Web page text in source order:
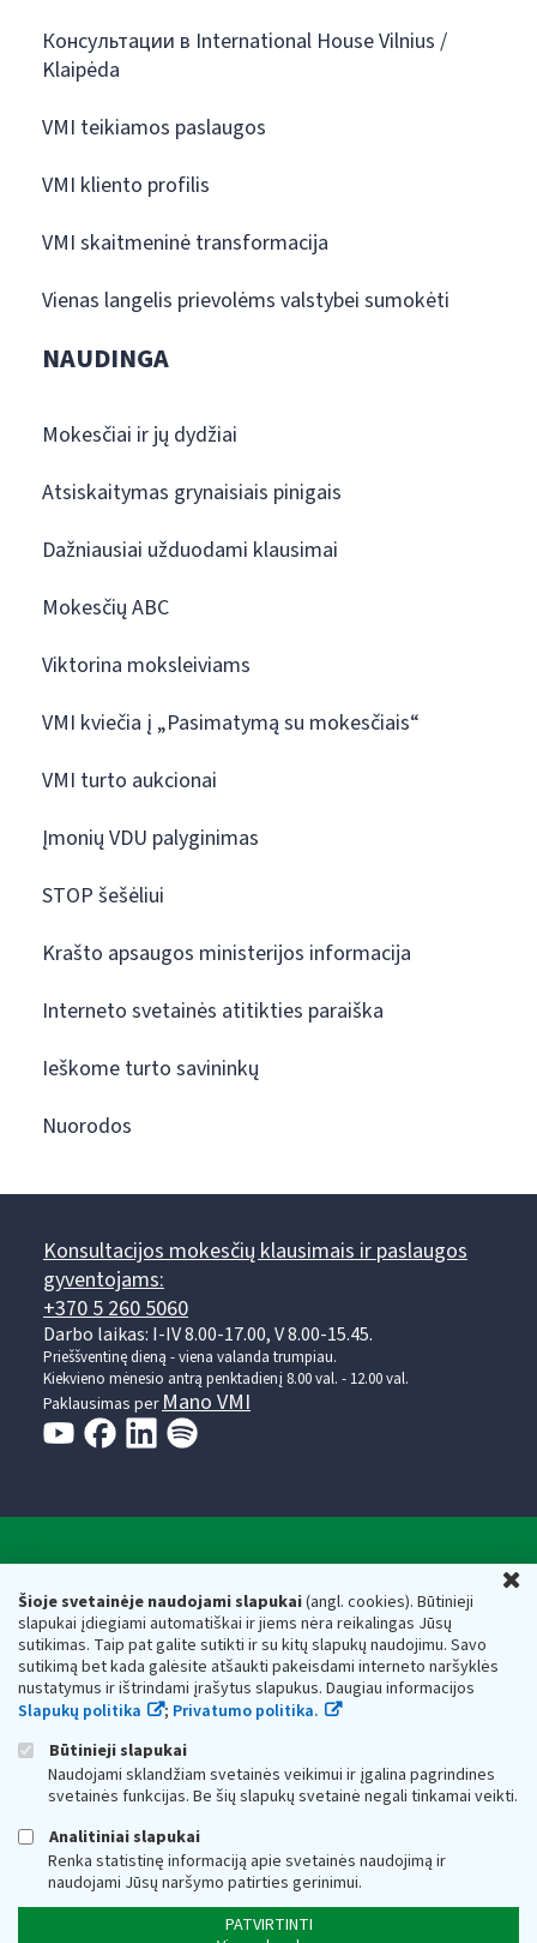
Šioje svetainėje naudojami slapukai(angl. cookies). Būtinieji
slapukai įdiegiami automatiškai ir jiems nėra reikalingas Jūsų
sutikimas. Taip pat galite sutikti ir su kitų slapukų naudojimu. Savo
sutikimą bet kada galėsite atšaukti pakeisdami interneto naršyklės
nustatymus ir ištrindami įrašytus slapukus. Daugiau informacijos
Slapukų politika
; Privatumo politika.
Būtinieji slapukai
Naudojami sklandžiam svetainės veikimui ir įgalina pagrindines
svetainės funkcijas. Be šių slapukų svetainė negali tinkamai veikti.
Analitiniai slapukai
Renka statistinę informaciją apie svetainės naudojimą ir
naudojami Jūsų naršymo patirties gerinimui.
PATVIRTINTI
Консультации в International House Vilnius /
Klaipėda
VMI teikiamos paslaugos
VMI kliento profilis
VMI skaitmeninė transformacija
Vienas langelis prievolėms valstybei sumokėti
NAUDINGA
Mokesčiai ir jų dydžiai
Atsiskaitymas grynaisiais pinigais
Dažniausiai užduodami klausimai
Mokesčių ABC
Viktorina moksleiviams
VMI kviečia į „Pasimatymą su mokesčiais“
VMI turto aukcionai
Įmonių VDU palyginimas
STOP šešėliui
Krašto apsaugos ministerijos informacija
Interneto svetainės atitikties paraiška
Ieškome turto savininkų
Nuorodos
Konsultacijos mokesčių klausimais ir paslaugos
gyventojams:
+370 5 260 5060
Darbo laikas: I-IV 8.00-17.00, V 8.00-15.45.
Prieššventinę dieną - viena valanda trumpiau.
Kiekvieno mėnesio antrą penktadienį 8.00 val. - 12.00 val.
Paklausimas per Mano VMI
Respublikos finansų ministerijos
Biudžetinė įstaiga. Juridinio asmens kodas — 188659752,
adresas: Vasario 16-osios g. 14, 01107 Vilnius, Lietuva, el.paštas:
vmi@vmi.lt, E. pristatymo dėžutės adresas 188659752
Duomenys apie Valstybinę mokesčių inspekciją prie Lietuvos
Respublikos finansų ministerijos kaupiami ir saugomi Juridinių